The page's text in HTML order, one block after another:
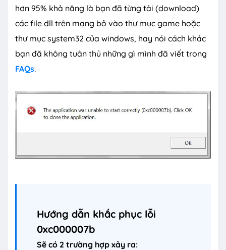
hơn 95% khả năng là bạn đã từng tải (download)
các file dll trên mạng bỏ vào thư mục game hoặc
thư mục system32 của windows, hay nói cách khác
bạn đã không tuân thủ những gì mình đã viết trong
FAQs.
Hướng dẫn khắc phục lỗi
0xc000007b
Sẽ có 2 trường hợp xảy ra: